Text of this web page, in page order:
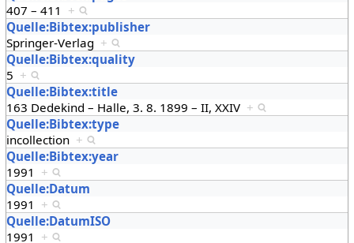
407 – 411 +
Quelle:Bibtex:publisher
Springer-Verlag +
Quelle:Bibtex:quality
5 +
Quelle:Bibtex:title
163 Dedekind – Halle, 3. 8. 1899 – II, XXIV +
Quelle:Bibtex:type
incollection +
Quelle:Bibtex:year
1991 +
Quelle:Datum
1991 +
Quelle:DatumISO
1991 +